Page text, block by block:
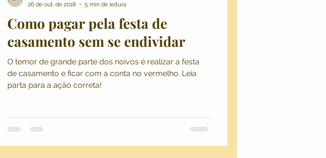
Ensaio de Família Pos Wedding
e Conteúdos Casamento Hipster e Indie
Casamento em Pousada
Como pagar pela festa de
casamento sem se endividar
O temor de grande parte dos noivos é realizar a festa
de casamento e ficar com a conta no vermelho. Leia
parta para a ação correta!
26 de out. de 2018
5 min de leitura